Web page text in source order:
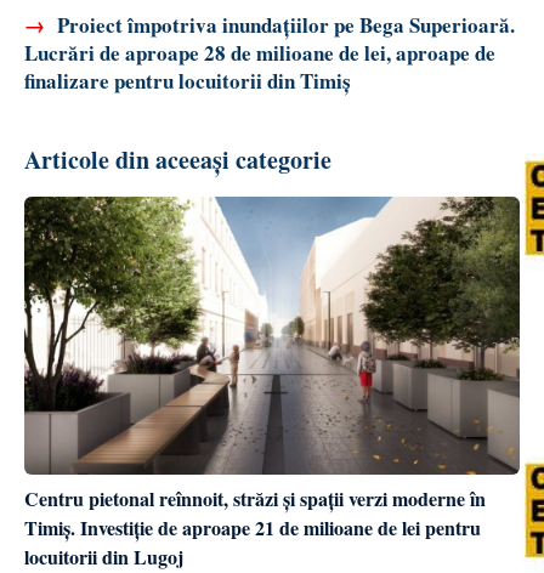
→ Proiect împotriva inundațiilor pe Bega Superioară.
Lucrări de aproape 28 de milioane de lei, aproape de
finalizare pentru locuitorii din Timiș
Articole din aceeași categorie
Centru pietonal reînnoit, străzi și spații verzi moderne în
Timiș. Investiție de aproape 21 de milioane de lei pentru
locuitorii din Lugoj